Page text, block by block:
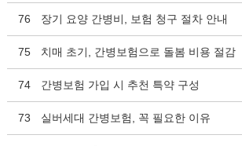
76 장기 요양 간병비, 보험 청구 절차 안내
75 치매 초기, 간병보험으로 돌봄 비용 절감
74 간병보험 가입 시 추천 특약 구성
73 실버세대 간병보험, 꼭 필요한 이유